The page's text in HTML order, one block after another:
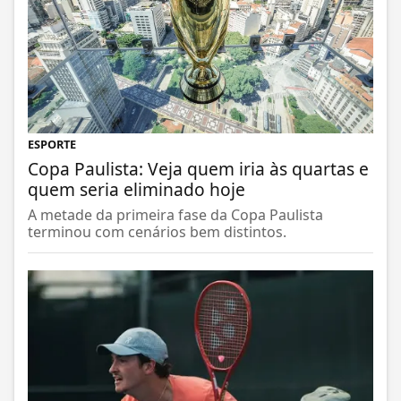
ESPORTE
Copa Paulista: Veja quem iria às quartas e
quem seria eliminado hoje
A metade da primeira fase da Copa Paulista
terminou com cenários bem distintos.